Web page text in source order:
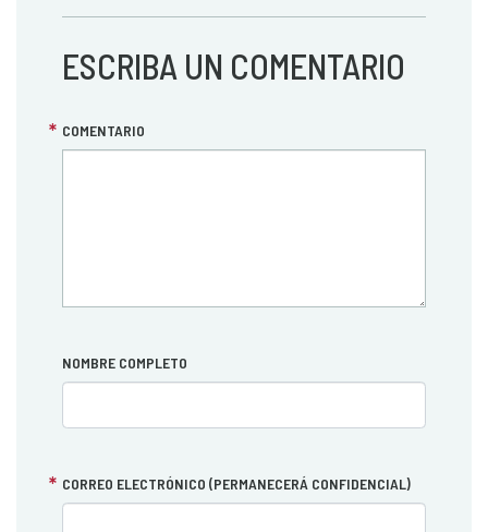
ESCRIBA UN COMENTARIO
COMENTARIO
NOMBRE COMPLETO
CORREO ELECTRÓNICO (PERMANECERÁ CONFIDENCIAL)